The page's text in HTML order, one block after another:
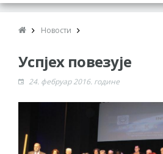
БЕСПОВРАТНИХ
ГРАДА БИЈЕЉИНА ЗА
Обавјештење за
ПРЕЛИМИНАРНA РАНГ
КАНДИДАТА КОЈИ СУ
НА ГРАДСКИ
Новости
Успјех повезује
24. фебруар 2016. године